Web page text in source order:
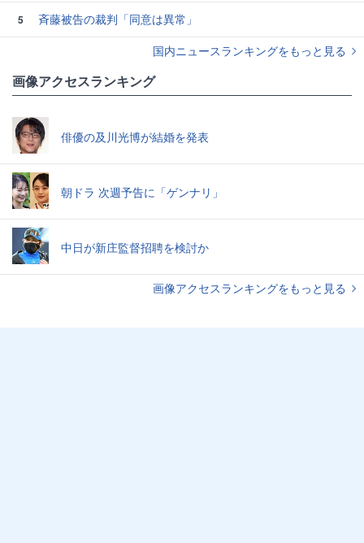
5
斉藤被告の裁判「同意は異常」
国内ニュースランキングをもっと見る
画像アクセスランキング
俳優の及川光博が結婚を発表
朝ドラ 次週予告に「ゲンナリ」
中日が新庄監督招聘を検討か
画像アクセスランキングをもっと見る